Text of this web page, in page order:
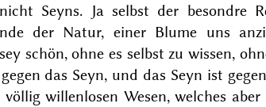
Seyns. Ja selbst der besondre
der Natur, einer Blume uns
schön, ohne es selbst zu wissen,
das Seyn, und das Seyn ist
willenlosen Wesen, welches